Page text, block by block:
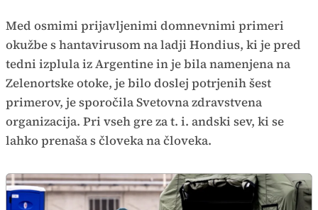
Med osmimi prijavljenimi domnevnimi primeri
okužbe s hantavirusom na ladji Hondius, ki je pred
tedni izplula iz Argentine in je bila namenjena na
Zelenortske otoke, je bilo doslej potrjenih šest
primerov, je sporočila Svetovna zdravstvena
organizacija. Pri vseh gre za t. i. andski sev, ki se
lahko prenaša s človeka na človeka.